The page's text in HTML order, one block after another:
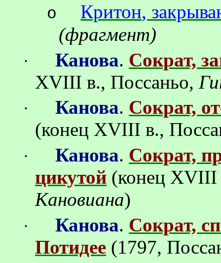
o Критон,
(фрагмент)
· Канова. Сократ,
XVIIIв., Поссаньо,
· Канова. Сократ,
(конец XVIIIв.,
· Канова. Сократ,
цикутой (конец
Кановиана)
· Канова. Сократ,
Потидее (1797,